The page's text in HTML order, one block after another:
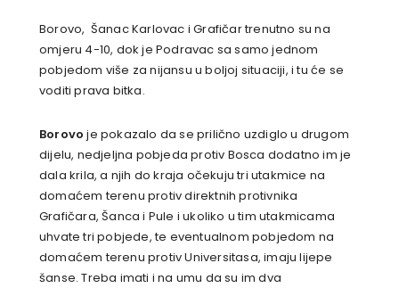
Borovo, Šanac Karlovac i Grafičar trenutno su na
omjeru 4-10, dok je Podravac sa samo jednom
pobjedom više za nijansu u boljoj situaciji, i tu će se
voditi prava bitka.
Borovo je pokazalo da se prilično uzdiglo u drugom
dijelu, nedjeljna pobjeda protiv Bosca dodatno im je
dala krila, a njih do kraja očekuju tri utakmice na
domaćem terenu protiv direktnih protivnika
Grafičara, Šanca i Pule i ukoliko u tim utakmicama
uhvate tri pobjede, te eventualnom pobjedom na
domaćem terenu protiv Universitasa, imaju lijepe
šanse. Treba imati i na umu da su im dva